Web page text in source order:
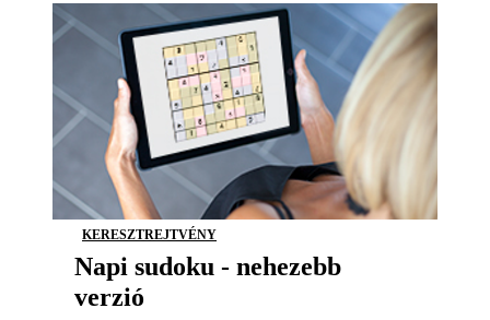
KERESZTREJTVÉNY
Napi sudoku - nehezebb
verzió